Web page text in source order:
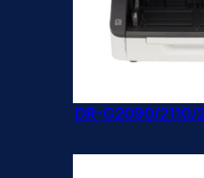
DR-G2090/2110/